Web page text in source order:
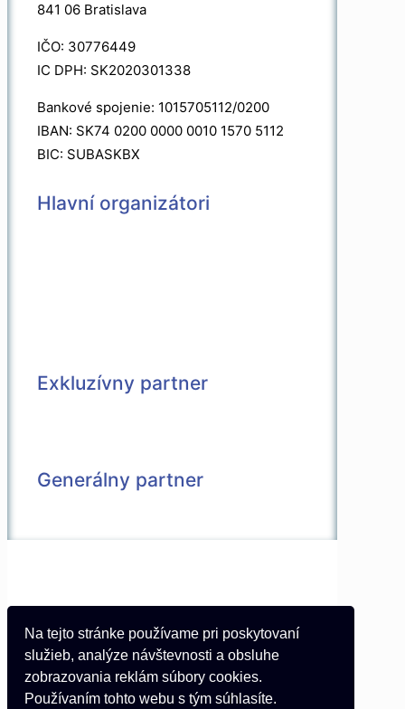
Na tejto stránke používame pri poskytovaní
služieb, analýze návštevnosti a obsluhe
zobrazovania reklám súbory cookies.
Používaním tohto webu s tým súhlasíte.
841 06 Bratislava
IČO: 30776449
IC DPH: SK2020301338
Bankové spojenie: 1015705112/0200
IBAN: SK74 0200 0000 0010 1570 5112
BIC: SUBASKBX
Hlavní organizátori
Exkluzívny partner
Generálny partner
Kontakt
Partneri
Podmienky používania